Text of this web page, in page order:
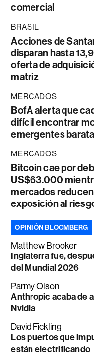
comercial
BRASIL
Acciones de
disparan hasta
oferta de
matriz
MERCADOS
BofA alerta que
difícil encontrar
emergentes
MERCADOS
Bitcoin cae por
US$63.000
mercados
exposición al
OPINIÓN BLOOMBERG
Matthew Brooker
Inglaterra fue,
del Mundial 2026
Parmy Olson
Anthropic acaba de
Nvidia
David Fickling
Los puertos que
están electrificando